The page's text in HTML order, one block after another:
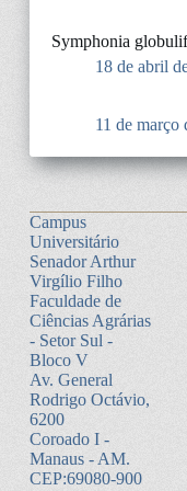
Symphonia
18 de abril
11 de março
Campus
Universitário
Senador Arthur
Virgílio Filho
Faculdade de
Ciências Agrárias
- Setor Sul -
Bloco V
Av. General
Rodrigo Octávio,
6200
Coroado I -
Manaus - AM.
CEP:69080-900